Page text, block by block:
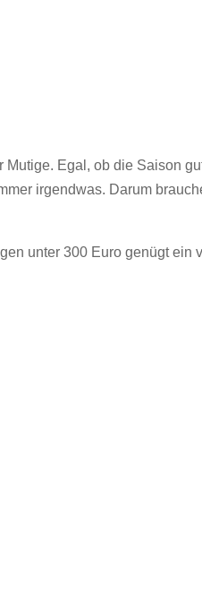
Mutige. Egal, ob die Saison
irgendwas. Darum
unter 300 Euro genügt ein